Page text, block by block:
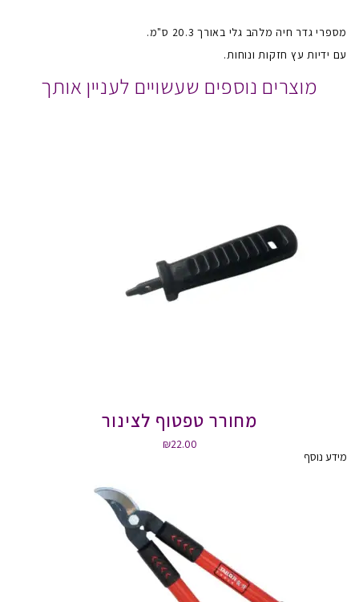
מספרי גדר חיה מלהב גלי באורך 20.3 ס"מ.
עם ידיות עץ חזקות ונוחות.
מוצרים נוספים שעשויים לעניין אותך
מחורר טפטוף לצינור
₪22.00
מידע נוסף